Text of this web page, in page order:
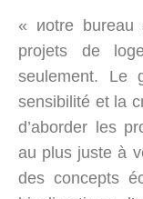
« иotre bureau
projets de
seulement. Le
sensibilité et la
d’aborder les
au plus juste à
des concepts